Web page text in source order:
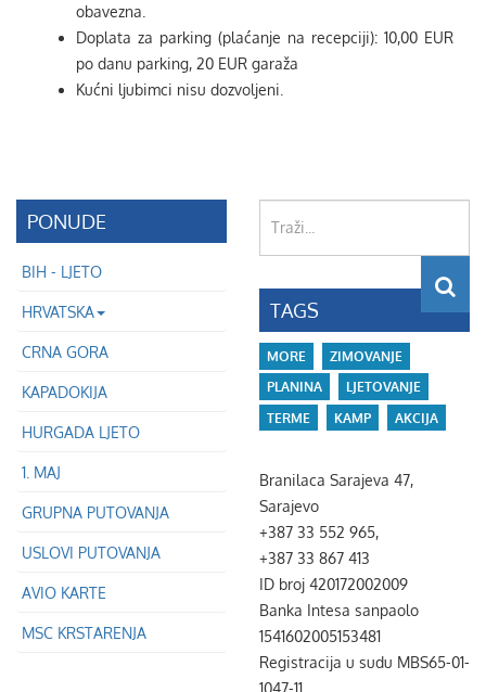
obavezna.
Doplata za parking (plaćanje na recepciji): 10,00 EUR
po danu parking, 20 EUR garaža
Kućni ljubimci nisu dozvoljeni.
PONUDE
BIH - LJETO
HRVATSKA
CRNA GORA
KAPADOKIJA
HURGADA LJETO
1. MAJ
GRUPNA PUTOVANJA
USLOVI PUTOVANJA
AVIO KARTE
MSC KRSTARENJA
TAGS
MORE
ZIMOVANJE
PLANINA
LJETOVANJE
TERME
KAMP AKCIJA
Branilaca Sarajeva 47,
Sarajevo
+387 33 552 965,
+387 33 867 413
ID broj 420172002009
Banka Intesa sanpaolo
1541602005153481
Registracija u sudu MBS65-01-
1047-11